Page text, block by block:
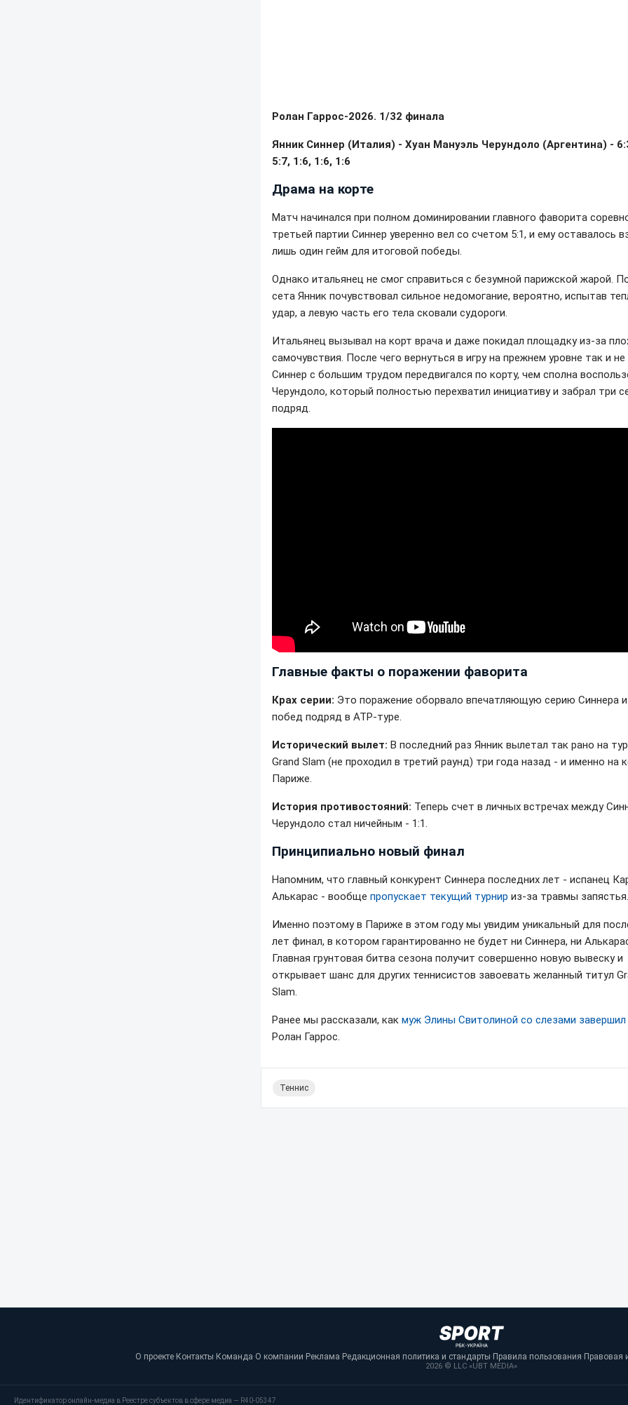
Ролан Гаррос-2026. 1/32 финала
Янник Синнер (Италия) - Хуан Мануэль Черундоло (Аргентина) -
5:7, 1:6, 1:6, 1:6
Драма на корте
Матч начинался при полном доминировании главного фаворита
третьей партии Синнер уверенно вел со счетом 5:1, и ему оставалось
лишь один гейм для итоговой победы.
Однако итальянец не смог справиться с безумной парижской жарой.
сета Янник почувствовал сильное недомогание, вероятно, испытав
удар, а левую часть его тела сковали судороги.
Итальянец вызывал на корт врача и даже покидал площадку из-за
самочувствия. После чего вернуться в игру на прежнем уровне так и не
Синнер с большим трудом передвигался по корту, чем сполна
Черундоло, который полностью перехватил инициативу и забрал три
подряд.
Главные факты о поражении фаворита
Крах серии: Это поражение оборвало впечатляющую серию Синнера
побед подряд в АТР-туре.
Исторический вылет: В последний раз Янник вылетал так рано на
Grand Slam (не проходил в третий раунд) три года назад - и именно на
Париже.
История противостояний: Теперь счет в личных встречах между
Черундоло стал ничейным - 1:1.
Принципиально новый финал
Напомним, что главный конкурент Синнера последних лет - испанец
Алькарас - вообще пропускает текущий турнир из-за травмы запястья.
Именно поэтому в Париже в этом году мы увидим уникальный для
лет финал, в котором гарантированно не будет ни Синнера, ни
Главная грунтовая битва сезона получит совершенно новую вывеску и
открывает шанс для других теннисистов завоевать желанный титул
Slam.
Ранее мы рассказали, как муж Элины Свитолиной со слезами завершил
Ролан Гаррос.
Теннис
О проекте· Контакты· Команда·О компании· Реклама· Редакционная политика и стандарты· Правила пользования· Правовая
2026 © LLC «UBT MEDIA»
Идентификатор онлайн-медиа в Реестре субъектов в сфере медиа — R40-05347